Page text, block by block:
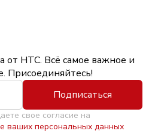
от НТС. Всё самое важное и
Присоединяйтесь!
Подписаться
свое согласие на
ваших персональных данных